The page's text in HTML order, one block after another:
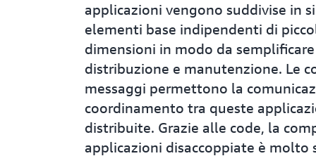
applicazioni vengono suddivise in
elementi base indipendenti di
dimensioni in modo da semplificare
distribuzione e manutenzione. Le
messaggi permettono la
coordinamento tra queste
distribuite. Grazie alle code, la
applicazioni disaccoppiate è molto